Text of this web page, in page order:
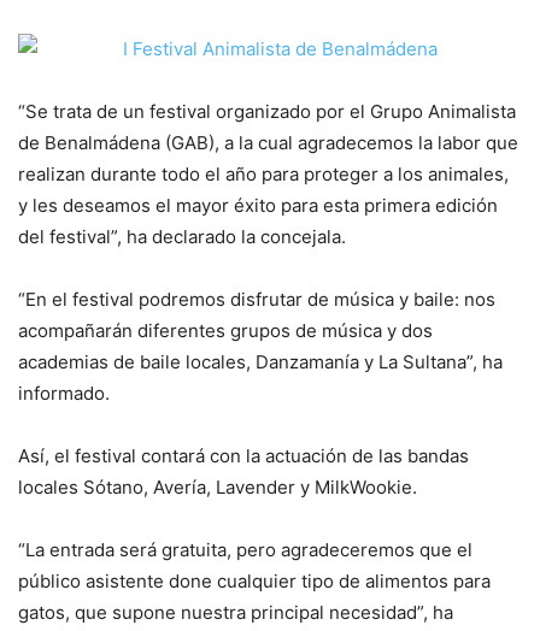
“Se trata de un festival organizado por el Grupo Animalista
de Benalmádena (GAB), a la cual agradecemos la labor que
realizan durante todo el año para proteger a los animales,
y les deseamos el mayor éxito para esta primera edición
del festival”, ha declarado la concejala.
“En el festival podremos disfrutar de música y baile: nos
acompañarán diferentes grupos de música y dos
academias de baile locales, Danzamanía y La Sultana”, ha
informado.
Así, el festival contará con la actuación de las bandas
locales Sótano, Avería, Lavender y MilkWookie.
“La entrada será gratuita, pero agradeceremos que el
público asistente done cualquier tipo de alimentos para
gatos, que supone nuestra principal necesidad”, ha